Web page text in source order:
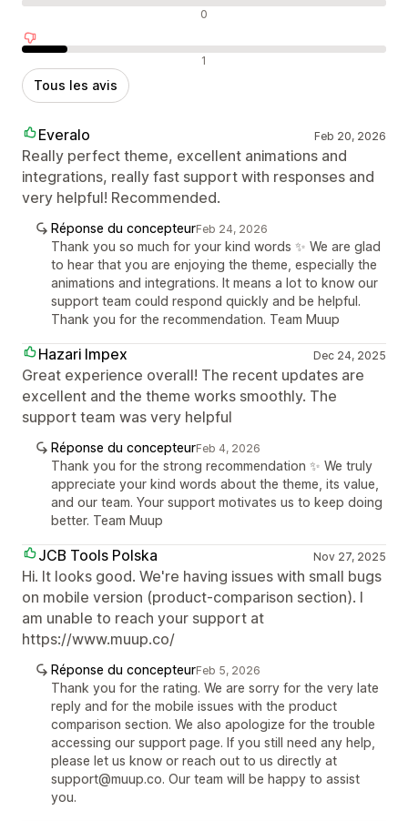
Avis neutres 0
Avis négatifs 1
Tous les avis
Everalo Feb 20, 2026
Really perfect theme, excellent animations and
integrations, really fast support with responses and
very helpful! Recommended.
Réponse du concepteurFeb 24, 2026
Thank you so much for your kind words ✨ We are glad
to hear that you are enjoying the theme, especially the
animations and integrations. It means a lot to know our
support team could respond quickly and be helpful.
Thank you for the recommendation. Team Muup
Hazari Impex Dec 24, 2025
Great experience overall! The recent updates are
excellent and the theme works smoothly. The
support team was very helpful
Réponse du concepteurFeb 4, 2026
Thank you for the strong recommendation ✨ We truly
appreciate your kind words about the theme, its value,
and our team. Your support motivates us to keep doing
better. Team Muup
JCB Tools Polska Nov 27, 2025
Hi. It looks good. We're having issues with small bugs
on mobile version (product-comparison section). I
am unable to reach your support at
https://www.muup.co/
Réponse du concepteurFeb 5, 2026
Thank you for the rating. We are sorry for the very late
reply and for the mobile issues with the product
comparison section. We also apologize for the trouble
accessing our support page. If you still need any help,
please let us know or reach out to us directly at
support@muup.co. Our team will be happy to assist
you.